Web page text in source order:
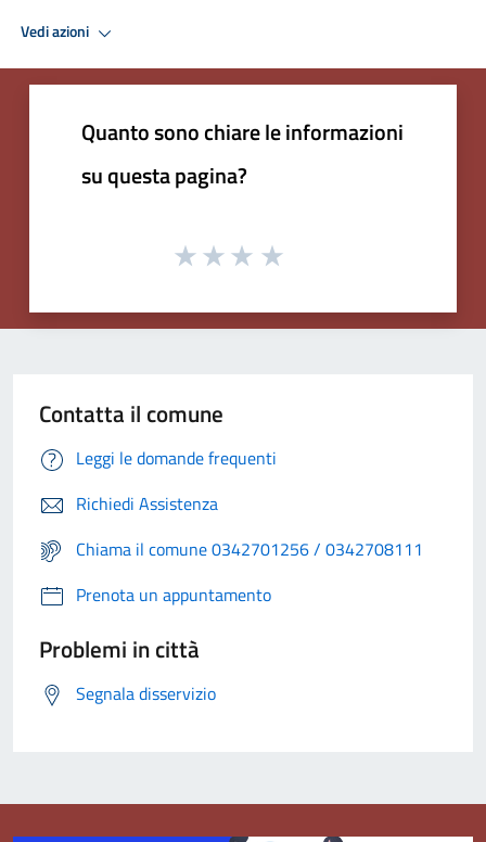
Vedi azioni
Quanto sono chiare le informazioni
su questa pagina?
Contatta il comune
Leggi le domande frequenti
Richiedi Assistenza
Chiama il comune 0342701256 / 0342708111
Prenota un appuntamento
Problemi in città
Segnala disservizio